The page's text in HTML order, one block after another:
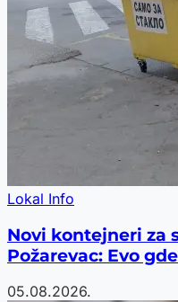
Lokal Info
Novi kontejneri za
Požarevac: Evo
05.08.2026.